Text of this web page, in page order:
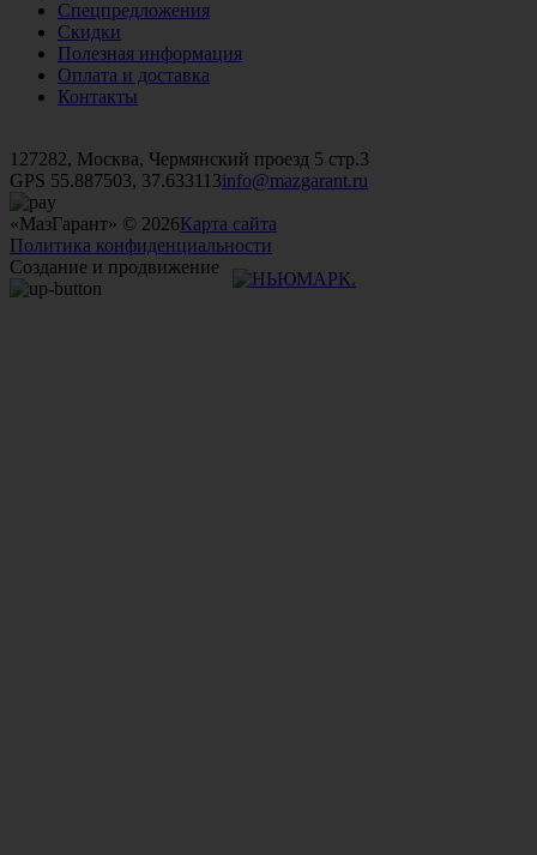
Спецпредложения
Скидки
Полезная информация
Оплата и доставка
Контакты
127282, Москва, Чермянский проезд 5 стр.3
GPS 55.887503, 37.633113info@mazgarant.ru
«МазГарант» © 2026Карта сайта
Политика конфиденциальности
Создание и продвижение